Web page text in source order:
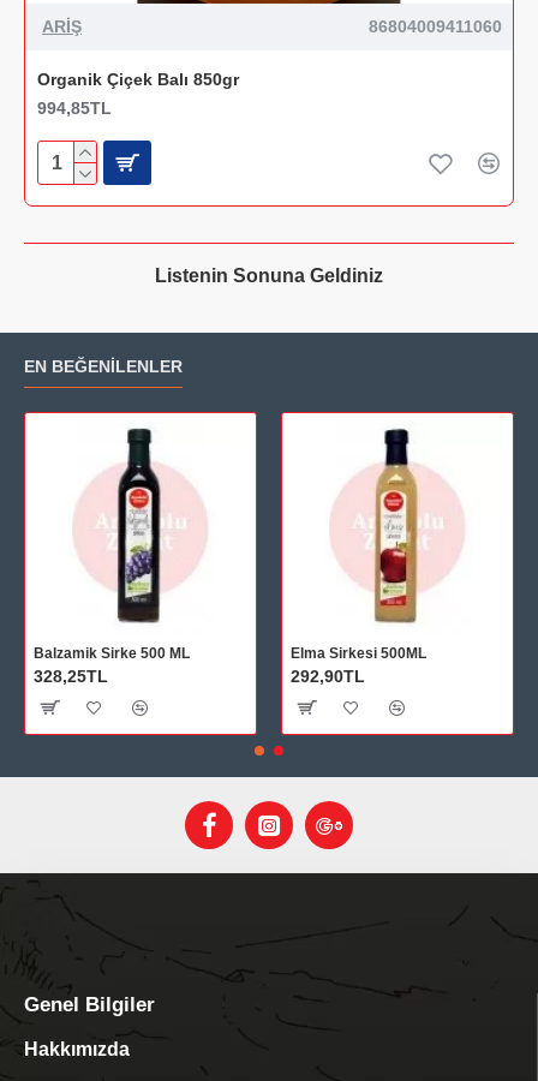
ARİŞ 86804009411060
Organik Çiçek Balı 850gr
994,85TL
Listenin Sonuna Geldiniz
EN BEĞENILENLER
Balzamik Sirke 500 ML
328,25TL
Elma Sirkesi 500ML
292,90TL
Genel Bilgiler
Hakkımızda